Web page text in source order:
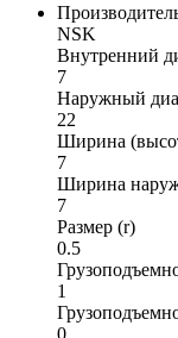
NSK
Внутренний
7
Наружный
22
Ширина
7
Ширина
7
Размер (r)
0.5
1
0